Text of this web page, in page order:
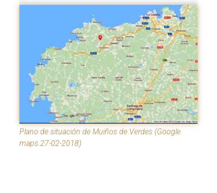
Plano de situación de Muiños de Verdes (Google
maps 27-02-2018)